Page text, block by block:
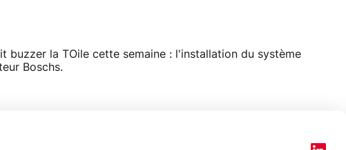
buzzer la TOile cette semaine : l'installation du système
Boschs.